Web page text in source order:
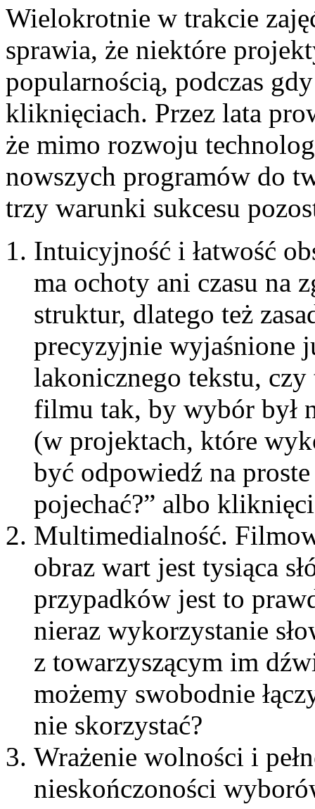
Wielokrotnie w trakcie
sprawia, że niektóre
popularnością, podczas
kliknięciach. Przez lata
że mimo rozwoju
nowszych programów do
trzy warunki sukcesu
Intuicyjność i łatwość
ma ochoty ani czasu na
struktur, dlatego też
precyzyjnie wyjaśnione
lakonicznego tekstu,
filmu tak, by wybór był
(w projektach, które
być odpowiedź na
pojechać?” albo
Multimedialność.
obraz wart jest tysiąca
przypadków jest to
nieraz wykorzystanie
z towarzyszącym im
możemy swobodnie
nie skorzystać?
Wrażenie wolności i
nieskończoności